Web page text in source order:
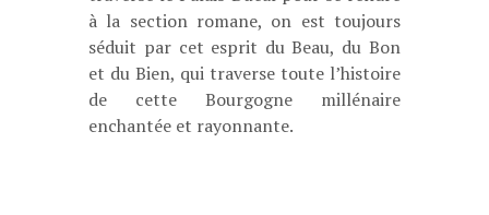
à la section romane, on est toujours
séduit par cet esprit du Beau, du Bon
et du Bien, qui traverse toute l’histoire
de cette Bourgogne millénaire
enchantée et rayonnante.